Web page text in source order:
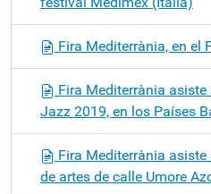
Fira Mediterrània, en el
Fira Mediterrània
Jazz 2019, en los Países
Fira Mediterrània
de artes de calle Umore